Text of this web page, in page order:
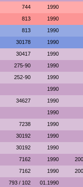
744 1990
813 1990
813 1990
30178 1990
30417 1990
275-90 1990
252-90 1990
1990
34627 1990
1990
7238 1990
30192 1990
30192 1990
7162 1990
7162 1990
793 / 102 01.1990